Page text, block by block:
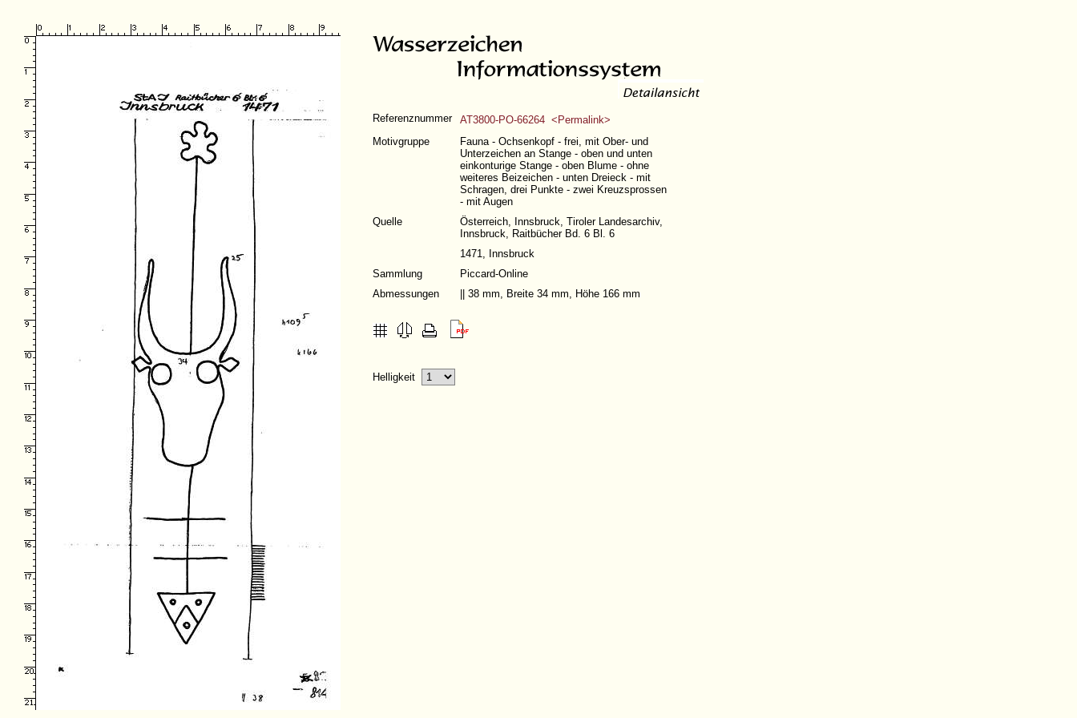
Referenznummer
AT3800-PO-66264 <Permalink>
Motivgruppe
Fauna - Ochsenkopf - frei, mit Ober- und
Unterzeichen an Stange - oben und unten
einkonturige Stange - oben Blume - ohne
weiteres Beizeichen - unten Dreieck - mit
Schragen, drei Punkte - zwei Kreuzsprossen
- mit Augen
Quelle
Österreich, Innsbruck, Tiroler Landesarchiv,
Innsbruck, Raitbücher Bd. 6 Bl. 6
1471, Innsbruck
Sammlung
Piccard-Online
Abmessungen
|| 38 mm, Breite 34 mm, Höhe 166 mm
Helligkeit